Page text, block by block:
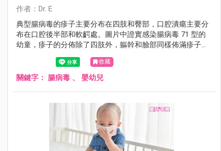
作者：Dr. E
典型腸病毒的疹子主要分布在四肢和臀部，口腔潰瘍主要分
布在口腔後半部和軟齶處。圖片中證實感染腸病毒 71 型的
幼童，疹子的分佈除了四肢外，軀幹和臉部同樣佈滿疹子；
口腔潰瘍位置不是在後半部而是長在舌頭，以上表現都跟典
型腸病毒表現不同。
收藏
關鍵字： 腸病毒 、 嬰幼兒